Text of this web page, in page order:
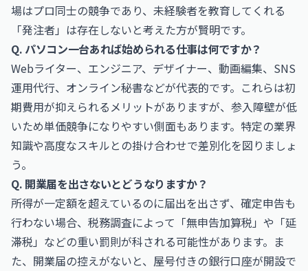
場はプロ同士の競争であり、未経験者を教育してくれる
「発注者」は存在しないと考えた方が賢明です。
Q. パソコン一台あれば始められる仕事は何ですか？
Webライター、エンジニア、デザイナー、動画編集、SNS
運用代行、オンライン秘書などが代表的です。これらは初
期費用が抑えられるメリットがありますが、参入障壁が低
いため単価競争になりやすい側面もあります。特定の業界
知識や高度なスキルとの掛け合わせで差別化を図りましょ
う。
Q. 開業届を出さないとどうなりますか？
所得が一定額を超えているのに届出を出さず、確定申告も
行わない場合、税務調査によって「無申告加算税」や「延
滞税」などの重い罰則が科される可能性があります。ま
た、開業届の控えがないと、屋号付きの銀行口座が開設で